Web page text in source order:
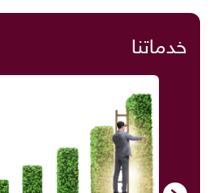
خدماتنا